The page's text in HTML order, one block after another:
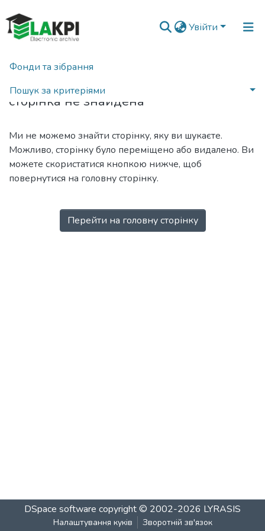
Увійти
Фонди та зібрання
Пошук за критеріями
404
сторінка не знайдена
Ми не можемо знайти сторінку, яку ви шукаєте.
Можливо, сторінку було переміщено або видалено. Ви
можете скористатися кнопкою нижче, щоб
повернутися на головну сторінку.
Перейти на головну сторінку
DSpace software copyright © 2002-2026 LYRASIS
Налаштування куків Зворотній зв'язок